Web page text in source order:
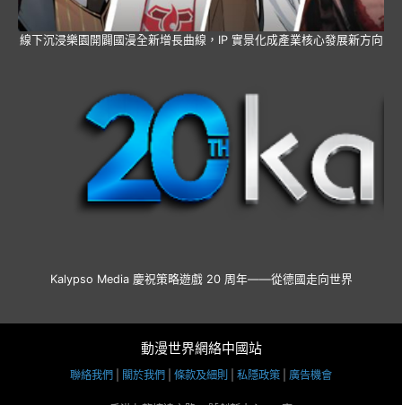
線下沉浸樂園開闢國漫全新增長曲線，IP 實景化成產業核心發展新方向
Kalypso Media 慶祝策略遊戲 20 周年——從德國走向世界
動漫世界網絡中國站
聯絡我們 關於我們 條款及細則 私隱政策 廣告機會